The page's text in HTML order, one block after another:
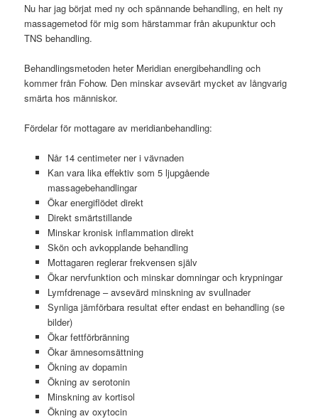
Nu har jag börjat med ny och spännande behandling, en helt ny
massagemetod för mig som härstammar från akupunktur och
TNS behandling.
Behandlingsmetoden heter Meridian energibehandling och
kommer från Fohow. Den minskar avsevärt mycket av långvarig
smärta hos människor.
Fördelar för mottagare av meridianbehandling:
Når 14 centimeter ner i vävnaden
Kan vara lika effektiv som 5 ljupgående
massagebehandlingar
Ökar energiflödet direkt
Direkt smärtstillande
Minskar kronisk inflammation direkt
Skön och avkopplande behandling
Mottagaren reglerar frekvensen själv
Ökar nervfunktion och minskar domningar och krypningar
Lymfdrenage – avsevärd minskning av svullnader
Synliga jämförbara resultat efter endast en behandling (se
bilder)
Ökar fettförbränning
Ökar ämnesomsättning
Ökning av dopamin
Ökning av serotonin
Minskning av kortisol
Ökning av oxytocin